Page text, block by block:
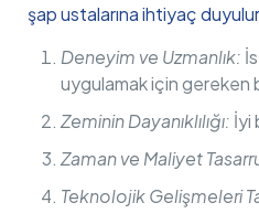
şap ustalarına ihtiyaç
Deneyim ve Uzmanlık:
uygulamak için gereken
Zeminin Dayanıklılığı: İyi
Zaman ve Maliyet
Teknolojik Gelişmeleri